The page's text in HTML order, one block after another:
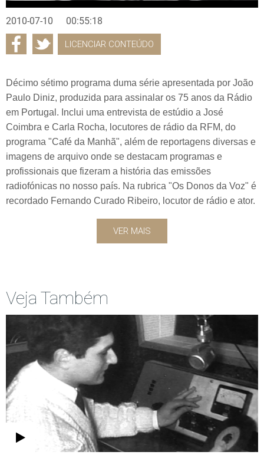
2010-07-10 00:55:18
LICENCIAR CONTEÚDO
Décimo sétimo programa duma série apresentada por João
Paulo Diniz, produzida para assinalar os 75 anos da Rádio
em Portugal. Inclui uma entrevista de estúdio a José
Coimbra e Carla Rocha, locutores de rádio da RFM, do
programa "Café da Manhã", além de reportagens diversas e
imagens de arquivo onde se destacam programas e
profissionais que fizeram a história das emissões
radiofónicas no nosso país. Na rubrica "Os Donos da Voz" é
recordado Fernando Curado Ribeiro, locutor de rádio e ator.
VER MAIS
Veja Também